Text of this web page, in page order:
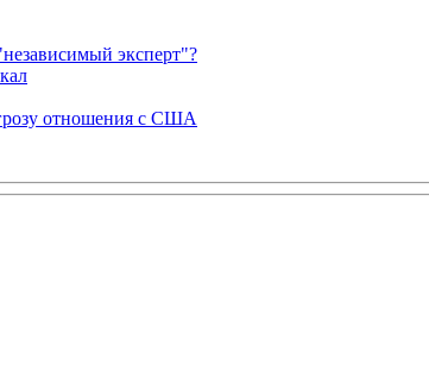
эксперт"?
отношения с США